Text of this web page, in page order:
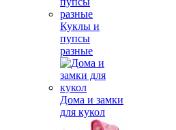
Куклы и
пупсы
разные
Дома и замки
для кукол